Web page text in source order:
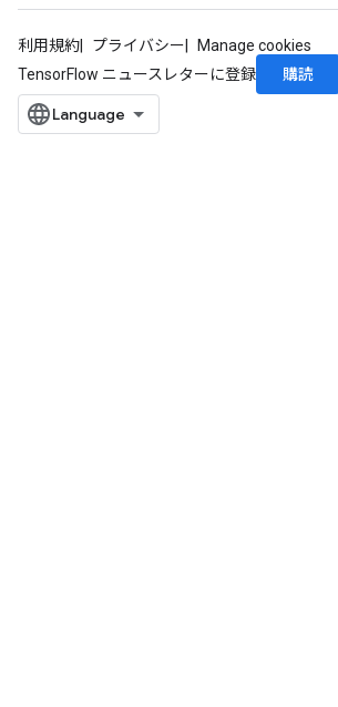
利用規約 プライバシー
Manage cookies
TensorFlow ニュースレターに登録
購読